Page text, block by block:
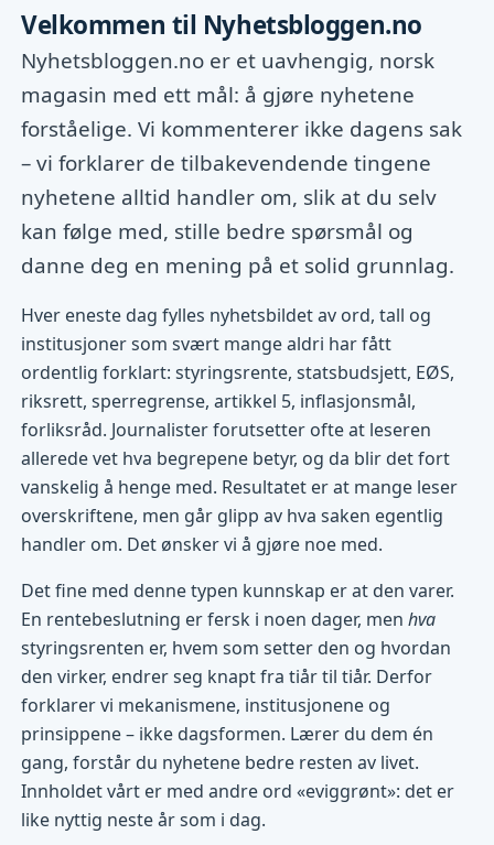
Velkommen til Nyhetsbloggen.no
Nyhetsbloggen.no er et uavhengig, norsk
magasin med ett mål: å gjøre nyhetene
forståelige. Vi kommenterer ikke dagens sak
– vi forklarer de tilbakevendende tingene
nyhetene alltid handler om, slik at du selv
kan følge med, stille bedre spørsmål og
danne deg en mening på et solid grunnlag.
Hver eneste dag fylles nyhetsbildet av ord, tall og
institusjoner som svært mange aldri har fått
ordentlig forklart: styringsrente, statsbudsjett, EØS,
riksrett, sperregrense, artikkel 5, inflasjonsmål,
forliksråd. Journalister forutsetter ofte at leseren
allerede vet hva begrepene betyr, og da blir det fort
vanskelig å henge med. Resultatet er at mange leser
overskriftene, men går glipp av hva saken egentlig
handler om. Det ønsker vi å gjøre noe med.
Det fine med denne typen kunnskap er at den varer.
En rentebeslutning er fersk i noen dager, menhva
styringsrenten er, hvem som setter den og hvordan
den virker, endrer seg knapt fra tiår til tiår. Derfor
forklarer vi mekanismene, institusjonene og
prinsippene – ikke dagsformen. Lærer du dem én
gang, forstår du nyhetene bedre resten av livet.
Innholdet vårt er med andre ord «eviggrønt»: det er
like nyttig neste år som i dag.